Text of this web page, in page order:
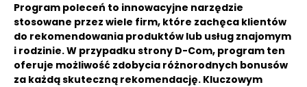
Program poleceń to innowacyjne narzędzie
stosowane przez wiele firm, które zachęca klientów
do rekomendowania produktów lub usług znajomym
i rodzinie. W przypadku strony D-Com, program ten
oferuje możliwość zdobycia różnorodnych bonusów
za każdą skuteczną rekomendację. Kluczowym